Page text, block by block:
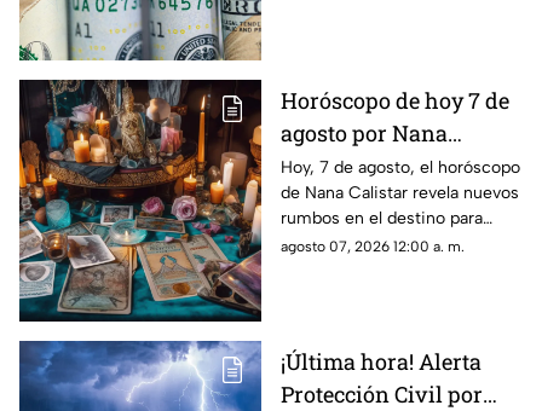
Horóscopo de hoy 7 de
agosto por Nana
Calistar: Este será tu
mejor beneficio
Hoy, 7 de agosto, el horóscopo
de Nana Calistar revela nuevos
rumbos en el destino para
estos signos
agosto 07, 2026 12:00 a. m.
¡Última hora! Alerta
Protección Civil por